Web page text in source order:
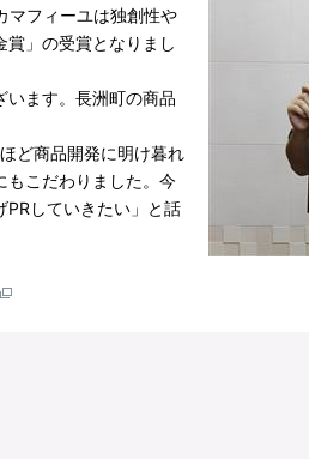
マフィーユは独創性や
」の受賞となりまし
ます。長洲町の商品
ど商品開発に明け暮れ
もこだわりました。今
していきたい」と話